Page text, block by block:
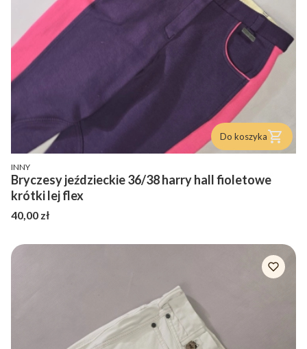
Do koszyka
PRODUCENT
INNY
Bryczesy jeździeckie 36/38 harry hall fioletowe
krótki lej flex
Cena
40,00 zł